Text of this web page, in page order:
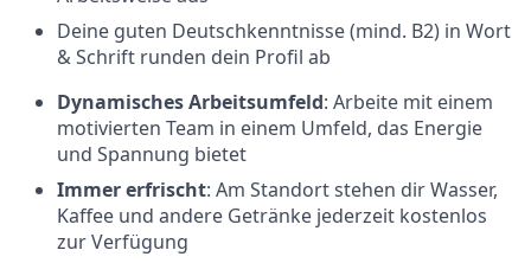
Deine guten Deutschkenntnisse (mind. B2) in Wort
& Schrift runden dein Profil ab
Dynamisches Arbeitsumfeld: Arbeite mit einem
motivierten Team in einem Umfeld, das Energie
und Spannung bietet
Immer erfrischt: Am Standort stehen dir Wasser,
Kaffee und andere Getränke jederzeit kostenlos
zur Verfügung